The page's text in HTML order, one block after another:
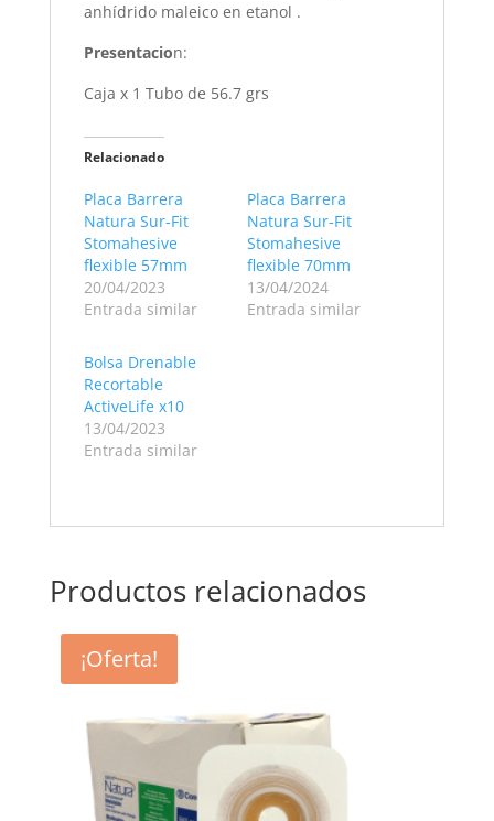
anhídrido maleico en etanol .
Presentacion:
Caja x 1 Tubo de 56.7 grs
Relacionado
Placa Barrera
Natura Sur-Fit
Stomahesive
flexible 57mm
20/04/2023
Entrada similar
Placa Barrera
Natura Sur-Fit
Stomahesive
flexible 70mm
13/04/2024
Entrada similar
Bolsa Drenable
Recortable
ActiveLife x10
13/04/2023
Entrada similar
Productos relacionados
¡Oferta!